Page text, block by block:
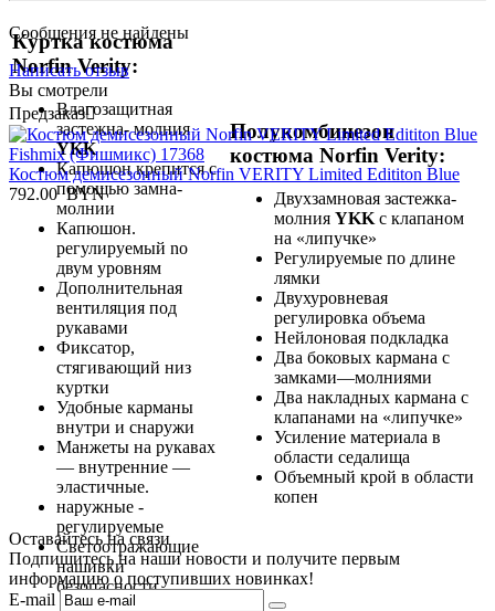
Куртка костюма
Norfin Verity:
Влагозащитная
застежна- молния
YKK
Капюшон крепится с
помощью замна-
молнии
Капюшон.
регулируемый no
двум уровням
Дополнительная
вентиляция под
рукавами
Фиксатор,
стягивающий низ
куртки
Удобные карманы
внутри и снаружи
Манжеты на рукавах
— внутренние —
эластичные.
наружные -
регулируемые
Светоотражающие
нашивки
безопасности
Полукомбинезон
костюма Norfin Verity:
Двухзамновая застежка-
молния YKK с клапаном
на «липучке»
Регулируемые по длине
лямки
Двухуровневая
регулировка объема
Нейлоновая подкладка
Два боковых кармана с
замками—молниями
Два накладных кармана с
клапанами на «липучке»
Усиление материала в
области седалища
Объемный крой в области
копен
Сообщения не найдены
Написать отзыв
Вы смотрели
Предзаказ
Костюм демисезонный Norfin VERITY Limited Edititon Blue
792.00 BYN
Оставайтесь на связи
Подпишитесь на наши новости и получите первым
информацию о поступивших новинках!
E-mail